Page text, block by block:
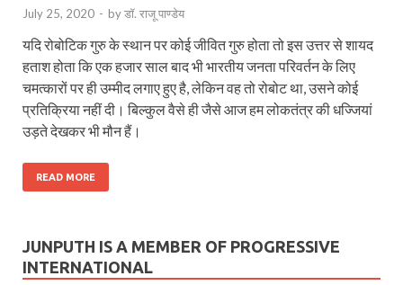
July 25, 2020 - byडॉ. राजू पाण्डेय
यदि रोबोटिक गुरु के स्थान पर कोई जीवित गुरु होता तो इस उत्तर से शायद
हताश होता कि एक हजार साल बाद भी भारतीय जनता परिवर्तन के लिए
चमत्कारों पर ही उम्मीद लगाए हुए है, लेकिन वह तो रोबोट था, उसने कोई
प्रतिक्रिया नहीं दी। बिल्कुल वैसे ही जैसे आज हम लोकतंत्र की धज्जियां
उड़ते देखकर भी मौन हैं।
READ MORE
JUNPUTH IS A MEMBER OF PROGRESSIVE
INTERNATIONAL